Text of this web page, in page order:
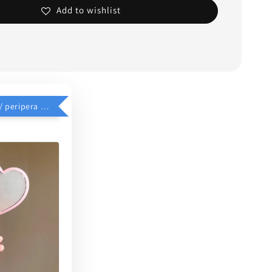
Add to wishlist
$39加價購 // peripera 手持化妝鏡